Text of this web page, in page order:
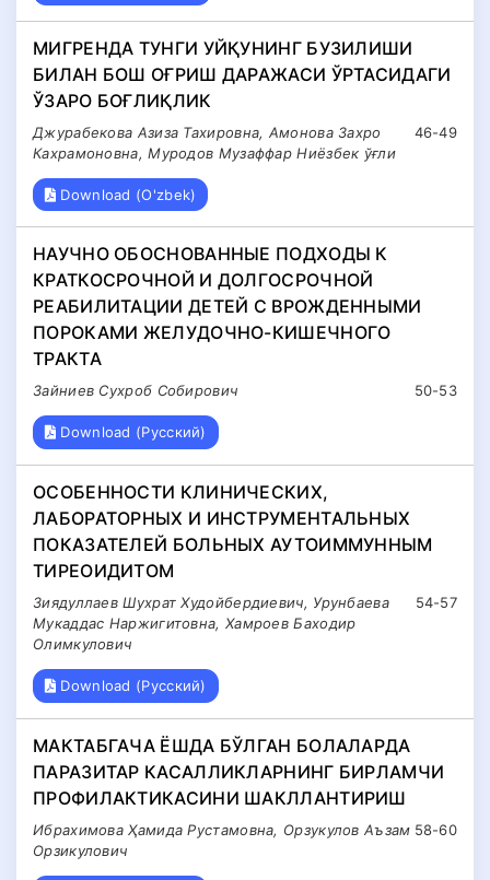
МИГРЕНДА ТУНГИ УЙҚУНИНГ БУЗИЛИШИ
БИЛАН БОШ ОҒРИШ ДАРАЖАСИ ЎРТАСИДАГИ
ЎЗАРО БОҒЛИҚЛИК
46-49
Джурабекова Азиза Тахировна, Амонова Захро
Кахрамоновна, Муродов Музаффар Ниёзбек ўғли
Download (O'zbek)
НАУЧНО ОБОСНОВАННЫЕ ПОДХОДЫ К
КРАТКОСРОЧНОЙ И ДОЛГОСРОЧНОЙ
РЕАБИЛИТАЦИИ ДЕТЕЙ С ВРОЖДЕННЫМИ
ПОРОКАМИ ЖЕЛУДОЧНО-КИШЕЧНОГО
ТРАКТА
50-53
Зайниев Сухроб Собирович
Download (Русский)
ОСОБЕННОСТИ КЛИНИЧЕСКИХ,
ЛАБОРАТОРНЫХ И ИНСТРУМЕНТАЛЬНЫХ
ПОКАЗАТЕЛЕЙ БОЛЬНЫХ АУТОИММУННЫМ
ТИРЕОИДИТОМ
54-57
Зиядуллаев Шухрат Худойбердиевич, Урунбаева
Мукаддас Наржигитовна, Хамроев Баходир
Олимкулович
Download (Русский)
МАКТАБГАЧА ЁШДА БЎЛГАН БОЛАЛАРДА
ПАРАЗИТАР КАСАЛЛИКЛАРНИНГ БИРЛАМЧИ
ПРОФИЛАКТИКАСИНИ ШАКЛЛАНТИРИШ
58-60
Ибрахимова Ҳамида Рустамовна, Орзукулов Аъзам
Орзикулович